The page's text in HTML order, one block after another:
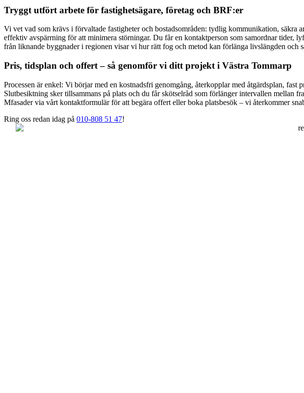
Tryggt utfört arbete för fastighetsägare, företag och BRF:er
Vi vet vad som krävs i förvaltade fastigheter och bostadsområden: tydlig kommunikation, säkra
effektiv avspärrning för att minimera störningar. Du får en kontaktperson som samordnar tider,
från liknande byggnader i regionen visar vi hur rätt fog och metod kan förlänga livslängden och
Pris, tidsplan och offert – så genomför vi ditt projekt i Västra Tommarp
Processen är enkel: Vi börjar med en kostnadsfri genomgång, återkopplar med åtgärdsplan,
Slutbesiktning sker tillsammans på plats och du får skötselråd som förlänger intervallen mellan
Mfasader via vårt kontaktformulär för att begära offert eller boka platsbesök – vi återkommer
Ring oss redan idag på 010-808 51 47!